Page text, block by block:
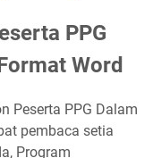
PPG
Word
Peserta PPG Dalam
pembaca setia
Program